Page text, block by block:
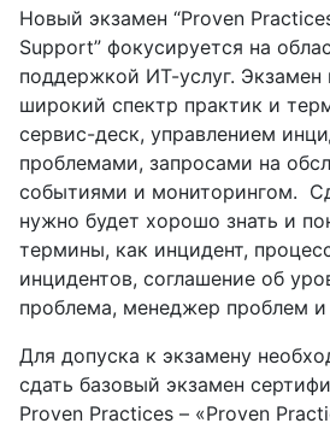
Новый экзамен “Proven
Support” фокусируется на
поддержкой ИТ-услуг. Экзамен
широкий спектр практик и
сервис-деск, управлением
проблемами, запросами на
событиями и мониторингом.
нужно будет хорошо знать и
термины, как инцидент,
инцидентов, соглашение об
проблема, менеджер проблем и
Для допуска к экзамену
сдать базовый экзамен
Proven Practices – «Proven